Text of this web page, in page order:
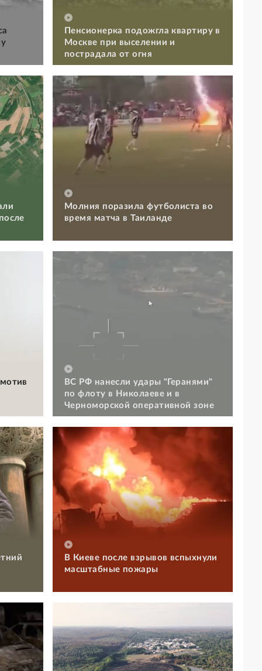
Пенсионерка подожгла квартиру в
Москве при выселении и
пострадала от огня
Молния поразила футболиста во
время матча в Таиланде
ВС РФ нанесли удары "Геранями"
по флоту в Николаеве и в
Черноморской оперативной зоне
В Киеве после взрывов вспыхнули
масштабные пожары